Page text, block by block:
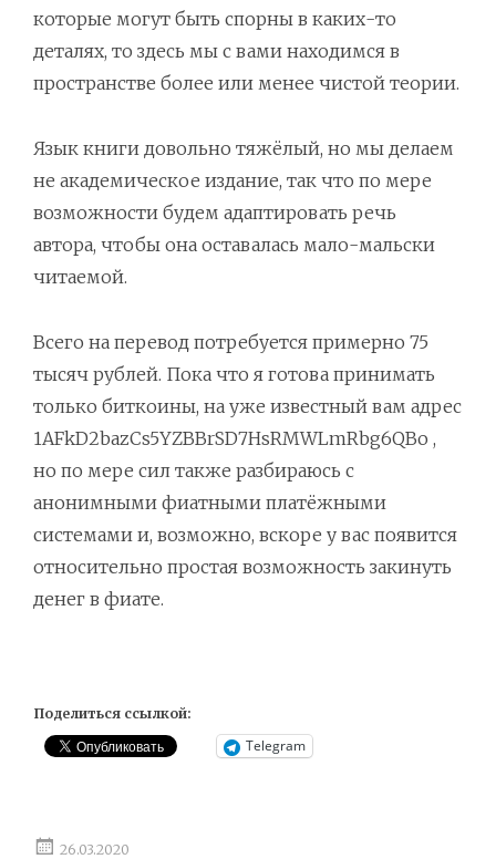
которые могут быть спорны в каких-то
деталях, то здесь мы с вами находимся в
пространстве более или менее чистой теории.
Язык книги довольно тяжёлый, но мы делаем
не академическое издание, так что по мере
возможности будем адаптировать речь
автора, чтобы она оставалась мало-мальски
читаемой.
Всего на перевод потребуется примерно 75
тысяч рублей. Пока что я готова принимать
только биткоины, на уже известный вам адрес
1AFkD2bazCs5YZBBrSD7HsRMWLmRbg6QBo ,
но по мере сил также разбираюсь с
анонимными фиатными платёжными
системами и, возможно, вскоре у вас появится
относительно простая возможность закинуть
денег в фиате.
Поделиться ссылкой:
Telegram
26.03.2020